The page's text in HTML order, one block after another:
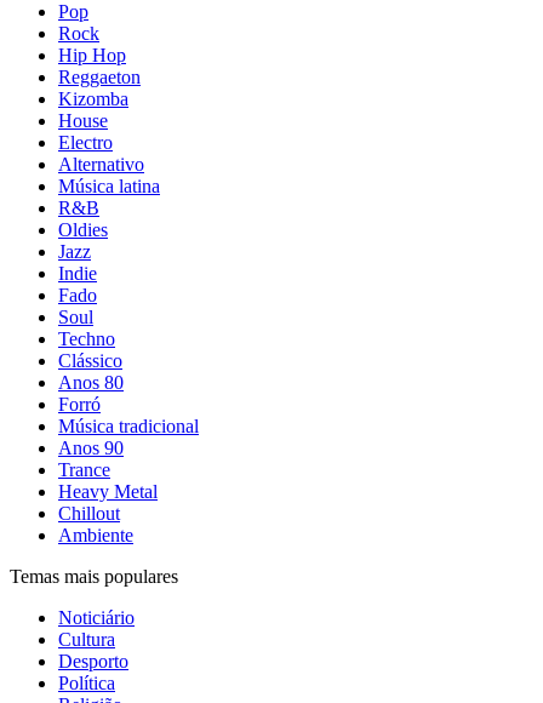
Pop
Rock
Hip Hop
Reggaeton
Kizomba
House
Electro
Alternativo
Música latina
R&B
Oldies
Jazz
Indie
Fado
Soul
Techno
Clássico
Anos 80
Forró
Música tradicional
Anos 90
Trance
Heavy Metal
Chillout
Ambiente
Temas mais populares
Noticiário
Cultura
Desporto
Política